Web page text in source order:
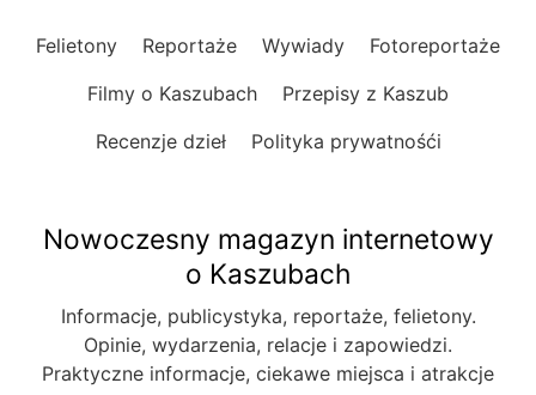
Felietony Reportaże Wywiady
Fotoreportaże
Filmy o Kaszubach
Przepisy z Kaszub
Recenzje dzieł
Polityka prywatnośći
Nowoczesny magazyn internetowy
o Kaszubach
Informacje, publicystyka, reportaże, felietony.
Opinie, wydarzenia, relacje i zapowiedzi.
Praktyczne informacje, ciekawe miejsca i atrakcje